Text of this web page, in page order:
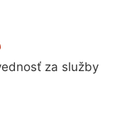
za služby